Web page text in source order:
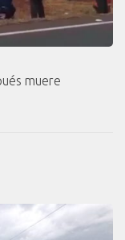
muere